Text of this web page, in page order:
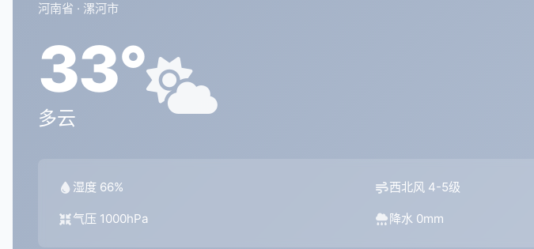
河南省 · 漯河市
33°
多云
湿度 66% 西北风 4-5级
气压 1000hPa 降水 0mm